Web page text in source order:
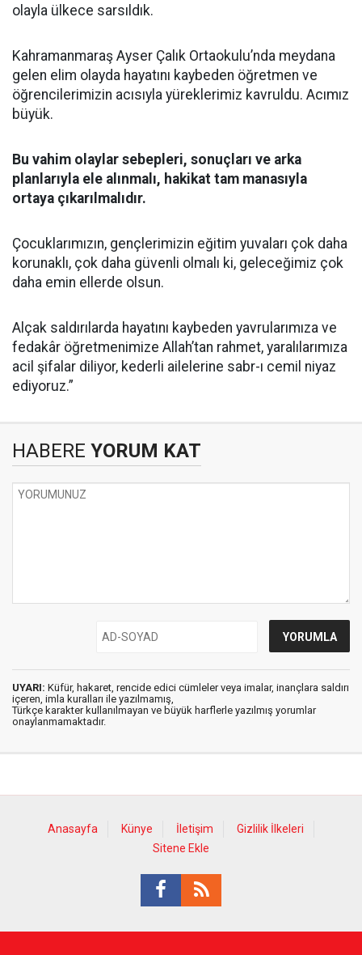
olayla ülkece sarsıldık.
Kahramanmaraş Ayser Çalık Ortaokulu’nda meydana
gelen elim olayda hayatını kaybeden öğretmen ve
öğrencilerimizin acısıyla yüreklerimiz kavruldu. Acımız
büyük.
Bu vahim olaylar sebepleri, sonuçları ve arka
planlarıyla ele alınmalı, hakikat tam manasıyla
ortaya çıkarılmalıdır.
Çocuklarımızın, gençlerimizin eğitim yuvaları çok daha
korunaklı, çok daha güvenli olmalı ki, geleceğimiz çok
daha emin ellerde olsun.
Alçak saldırılarda hayatını kaybeden yavrularımıza ve
fedakâr öğretmenimize Allah’tan rahmet, yaralılarımıza
acil şifalar diliyor, kederli ailelerine sabr-ı cemil niyaz
ediyoruz.”
HABERE YORUM KAT
UYARI: Küfür, hakaret, rencide edici cümleler veya imalar, inançlara saldırı
içeren, imla kuralları ile yazılmamış,
Türkçe karakter kullanılmayan ve büyük harflerle yazılmış yorumlar
onaylanmamaktadır.
Anasayfa Künye İletişim
Gizlilik İlkeleri
Sitene Ekle